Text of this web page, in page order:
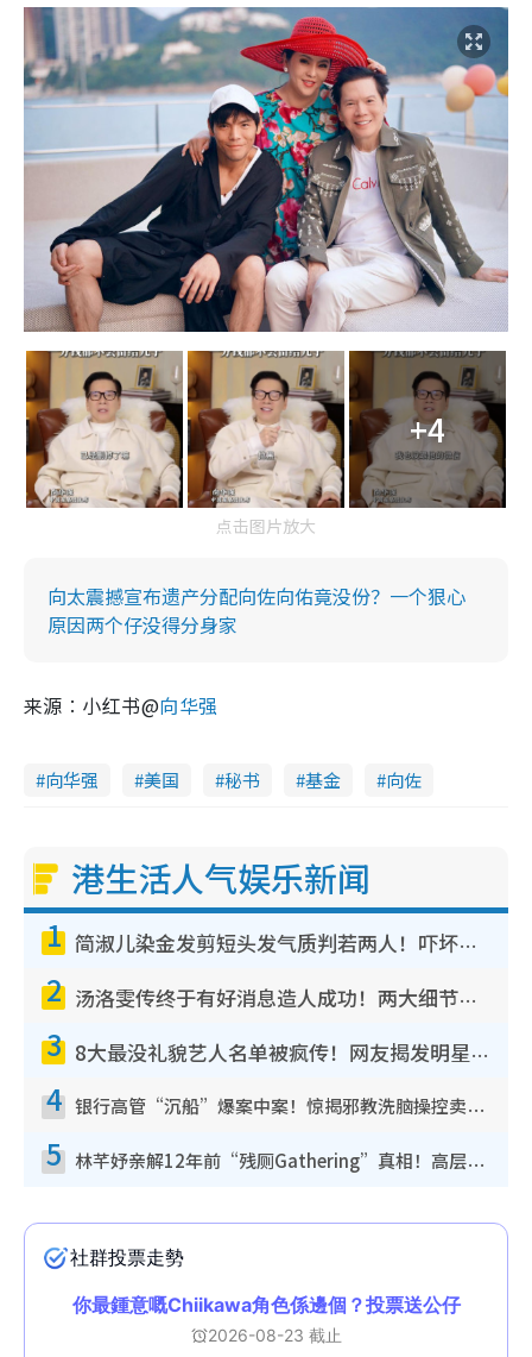
+4
点击图片放大
向太震撼宣布遗产分配向佐向佑竟没份？一个狠心
原因两个仔没得分身家
来源︰小红书@向华强
向华强 美国 秘书 基金 向佐
港生活人气娱乐新闻
1 简淑儿染金发剪短头发气质判若两人！吓坏老公麦大力都认不出：“你做什么？”
2 汤洛雯传终于有好消息造人成功！两大细节曝孕味极浓引猜测：大肚婆先会咁！
3 8大最没礼貌艺人名单被疯传！网友揭发明星真面目，一致数落这一位是无品天花板？
4 银行高管“沉船”爆案中案！惊揭邪教洗脑操控卖淫被吞600万，幕后黑手讲多错多
5 林芊妤亲解12年前“残厕Gathering”真相！高层解约一句话重创尊严，至今拒返TVB